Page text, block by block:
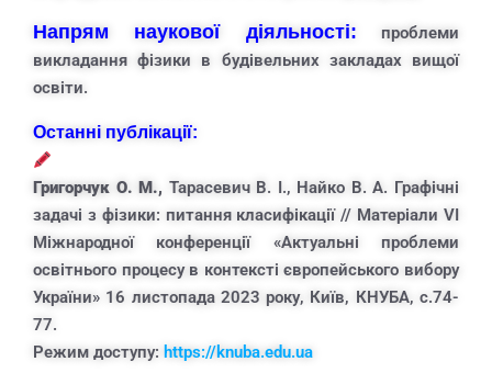
Напрям наукової діяльності: проблеми
викладання фізики в будівельних закладах вищої
освіти.
Останні публікації:
Григорчук О. М., Тарасевич В. І., Найко В. А. Графічні
задачі з фізики: питання класифікації // Матеріали VІ
Міжнародної конференції «Актуальні проблеми
освітнього процесу в контексті європейського вибору
України» 16 листопада 2023 року, Київ, КНУБА, с.74-
77.
Режим доступу: https://knuba.edu.ua